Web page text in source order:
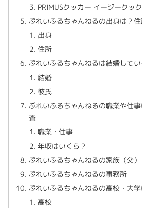
PRIMUSクッカー イージークッ
ぷれいふるちゃんねるの出身は？
出身
住所
ぷれいふるちゃんねるは結婚して
結婚
彼氏
ぷれいふるちゃんねるの職業や仕
査
職業・仕事
年収はいくら？
ぷれいふるちゃんねるの家族（父）
ぷれいふるちゃんねるの事務所
ぷれいふるちゃんねるの高校・大学
高校